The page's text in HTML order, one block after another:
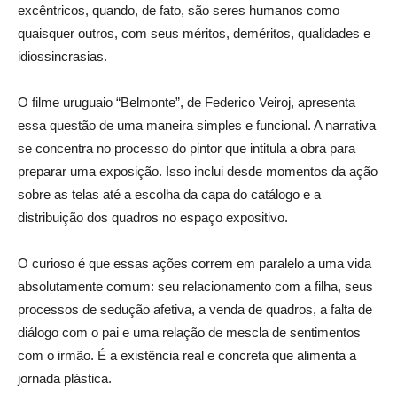
excêntricos, quando, de fato, são seres humanos como
quaisquer outros, com seus méritos, deméritos, qualidades e
idiossincrasias.
O filme uruguaio “Belmonte”, de Federico Veiroj, apresenta
essa questão de uma maneira simples e funcional. A narrativa
se concentra no processo do pintor que intitula a obra para
preparar uma exposição. Isso inclui desde momentos da ação
sobre as telas até a escolha da capa do catálogo e a
distribuição dos quadros no espaço expositivo.
O curioso é que essas ações correm em paralelo a uma vida
absolutamente comum: seu relacionamento com a filha, seus
processos de sedução afetiva, a venda de quadros, a falta de
diálogo com o pai e uma relação de mescla de sentimentos
com o irmão. É a existência real e concreta que alimenta a
jornada plástica.